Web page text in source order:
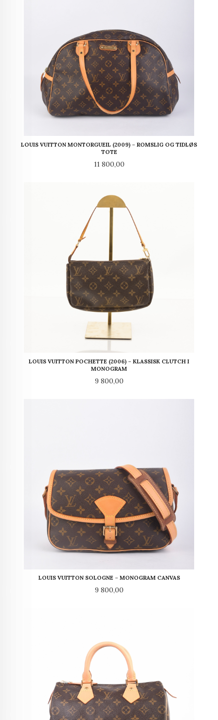
LOUIS VUITTON MONTORGUEIL (2009) – ROMSLIG OG TIDLØS
TOTE
Pris
11 800,00
LOUIS VUITTON POCHETTE (2006) – KLASSISK CLUTCH I
MONOGRAM
Pris
9 800,00
LOUIS VUITTON SOLOGNE – MONOGRAM CANVAS
Pris
9 800,00